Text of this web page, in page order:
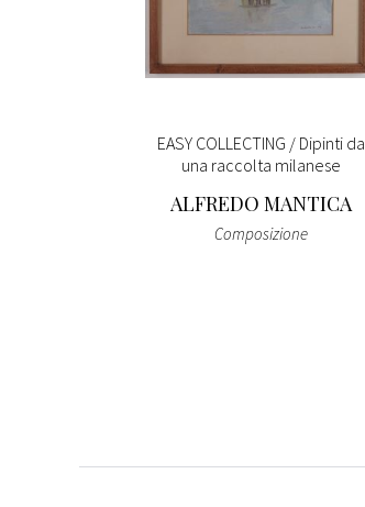
EASY COLLECTING / Dipinti da
una raccolta milanese
ALFREDO MANTICA
Composizione